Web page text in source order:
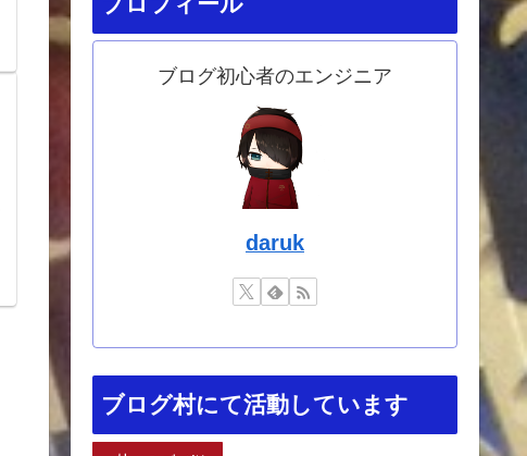
ブログ初心者のエンジニア
daruk
ブログ村にて活動しています